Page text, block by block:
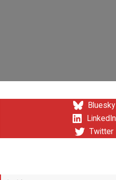
Bluesky
LinkedIn
Twitter